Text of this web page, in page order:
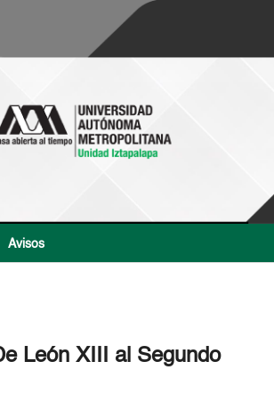
Avisos
León XIII al Segundo